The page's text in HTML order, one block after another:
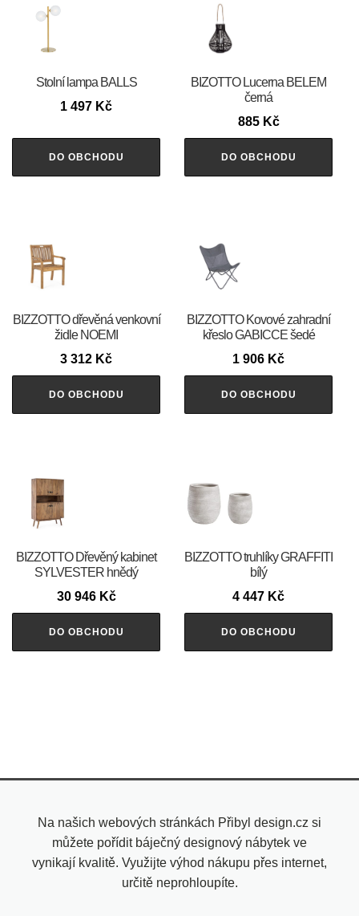
Stolní lampa BALLS
1 497 Kč
DO OBCHODU
BIZOTTO Lucerna BELEM
černá
885 Kč
DO OBCHODU
BIZZOTTO dřevěná venkovní
židle NOEMI
3 312 Kč
DO OBCHODU
BIZZOTTO Kovové zahradní
křeslo GABICCE šedé
1 906 Kč
DO OBCHODU
BIZZOTTO Dřevěný kabinet
SYLVESTER hnědý
30 946 Kč
DO OBCHODU
BIZZOTTO truhlíky GRAFFITI
bílý
4 447 Kč
DO OBCHODU
Na našich webových stránkách Přibyl design.cz si
můžete pořídit báječný designový nábytek ve
vynikají kvalitě. Využijte výhod nákupu přes internet,
určitě neprohloupíte.